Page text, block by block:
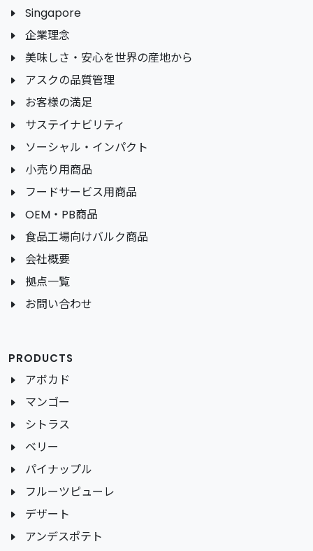
Singapore
企業理念
美味しさ・安心を世界の産地から
アスクの品質管理
お客様の満足
サステイナビリティ
ソーシャル・インパクト
小売り用商品
フードサービス用商品
OEM・PB商品
食品工場向けバルク商品
会社概要
拠点一覧
お問い合わせ
PRODUCTS
アボカド
マンゴー
シトラス
ベリー
パイナップル
フルーツピューレ
デザート
アンデスポテト